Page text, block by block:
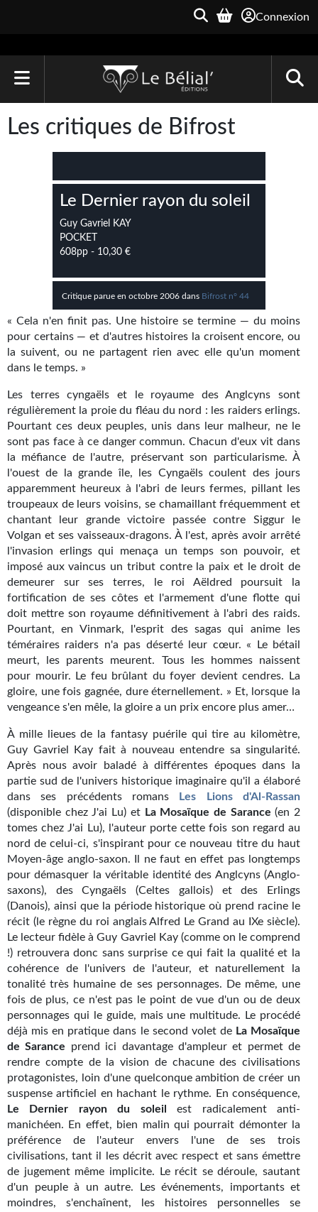
Connexion
Le Bélial'
Une Heure-Lumière
Archive du Futur
Quarante-Deux
Kvasar
Pulps
Wotan
Étoiles vives
Yellow Submarine
NUMÉRIQUE
Romans et recueils
Une Heure-Lumière
Nouvelles
Bifrost
Livres audio
Gratuit
Sans DRM
BIFROST
Tous les numéros
En numérique
S'abonner
Les critiques
Le blog
Le prix des lecteurs
GOODIES
Goodies Gotland
Tirages d’art Une Heure-Lumière
PLUS
À paraître
Revue de presse
Récompenses
Newsletter
Le Bélial' sur Youtube
LE BLOG BIFROST
Les critiques de Bifrost
Le Dernier rayon du soleil
Guy Gavriel KAY
POCKET
608pp - 10,30 €
Critique parue en octobre 2006 dans Bifrost n° 44
« Cela n'en finit pas. Une histoire se termine — du moins
pour certains — et d'autres histoires la croisent encore, ou
la suivent, ou ne partagent rien avec elle qu'un moment
dans le temps. »
Les terres cyngaëls et le royaume des Anglcyns sont
régulièrement la proie du fléau du nord : les raiders erlings.
Pourtant ces deux peuples, unis dans leur malheur, ne le
sont pas face à ce danger commun. Chacun d'eux vit dans
la méfiance de l'autre, préservant son particularisme. À
l'ouest de la grande île, les Cyngaëls coulent des jours
apparemment heureux à l'abri de leurs fermes, pillant les
troupeaux de leurs voisins, se chamaillant fréquemment et
chantant leur grande victoire passée contre Siggur le
Volgan et ses vaisseaux-dragons. À l'est, après avoir arrêté
l'invasion erlings qui menaça un temps son pouvoir, et
imposé aux vaincus un tribut contre la paix et le droit de
demeurer sur ses terres, le roi Aëldred poursuit la
fortification de ses côtes et l'armement d'une flotte qui
doit mettre son royaume définitivement à l'abri des raids.
Pourtant, en Vinmark, l'esprit des sagas qui anime les
téméraires raiders n'a pas déserté leur cœur. « Le bétail
meurt, les parents meurent. Tous les hommes naissent
pour mourir. Le feu brûlant du foyer devient cendres. La
gloire, une fois gagnée, dure éternellement. » Et, lorsque la
vengeance s'en mêle, la gloire a un prix encore plus amer…
À mille lieues de la fantasy puérile qui tire au kilomètre,
Guy Gavriel Kay fait à nouveau entendre sa singularité.
Après nous avoir baladé à différentes époques dans la
partie sud de l'univers historique imaginaire qu'il a élaboré
dans ses précédents romans
Les Lions d'Al-Rassan
(disponible chez J'ai Lu) et La Mosaïque de Sarance (en 2
tomes chez J'ai Lu), l'auteur porte cette fois son regard au
nord de celui-ci, s'inspirant pour ce nouveau titre du haut
Moyen-âge anglo-saxon. Il ne faut en effet pas longtemps
pour démasquer la véritable identité des Anglcyns (Anglo-
saxons), des Cyngaëls (Celtes gallois) et des Erlings
(Danois), ainsi que la période historique où prend racine le
récit (le règne du roi anglais Alfred Le Grand au IXe siècle).
Le lecteur fidèle à Guy Gavriel Kay (comme on le comprend
!) retrouvera donc sans surprise ce qui fait la qualité et la
cohérence de l'univers de l'auteur, et naturellement la
tonalité très humaine de ses personnages. De même, une
fois de plus, ce n'est pas le point de vue d'un ou de deux
personnages qui le guide, mais une multitude. Le procédé
déjà mis en pratique dans le second volet de La Mosaïque
de Sarance prend ici davantage d'ampleur et permet de
rendre compte de la vision de chacune des civilisations
protagonistes, loin d'une quelconque ambition de créer un
suspense artificiel en hachant le rythme. En conséquence,
Le Dernier rayon du soleil
est radicalement anti-
manichéen. En effet, bien malin qui pourrait démonter la
préférence de l'auteur envers l'une de ses trois
civilisations, tant il les décrit avec respect et sans émettre
de jugement même implicite. Le récit se déroule, sautant
d'un peuple à un autre. Les événements, importants et
moindres, s'enchaînent, les histoires personnelles se